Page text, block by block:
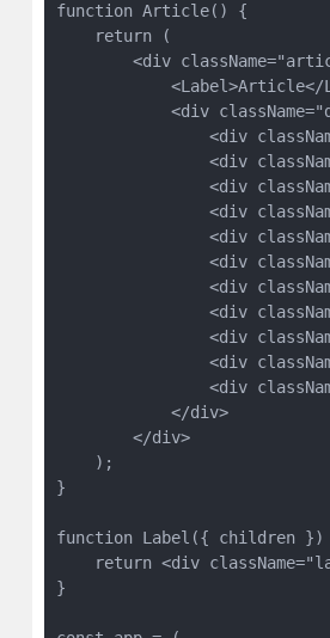
function Article() {
    return (
<div
<Label>Article</
<div
<div
<div
<div
<div
<div
<div
<div
<div
<div
<div
<div
            </div>
        </div>
    );
}
function Label({ children
return <div
}